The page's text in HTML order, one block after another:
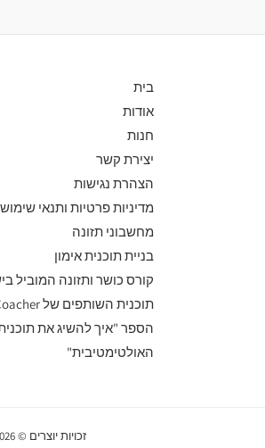
בית
אודות
חנות
יצירת קשר
הצהרת נגישות
מדיניות פרטיות ותנאי שימוש
מחשבוני תזונה
בניית תוכנית אימון
קורס כושר ותזונה המוביל
תוכנית השותפים של Fitness Coacher
הספר "איך להשיג את
האולטימטיבית"
זכויות יוצרים © 2026 FitnessCoacher